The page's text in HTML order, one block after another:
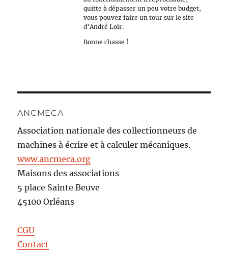
quitte à dépasser un peu votre budget,
vous pouvez faire un tour sur le site
d’André Loir.
Bonne chasse !
ANCMECA
Association nationale des collectionneurs de
machines à écrire et à calculer mécaniques.
www.ancmeca.org
Maisons des associations
5 place Sainte Beuve
45100 Orléans
CGU
Contact